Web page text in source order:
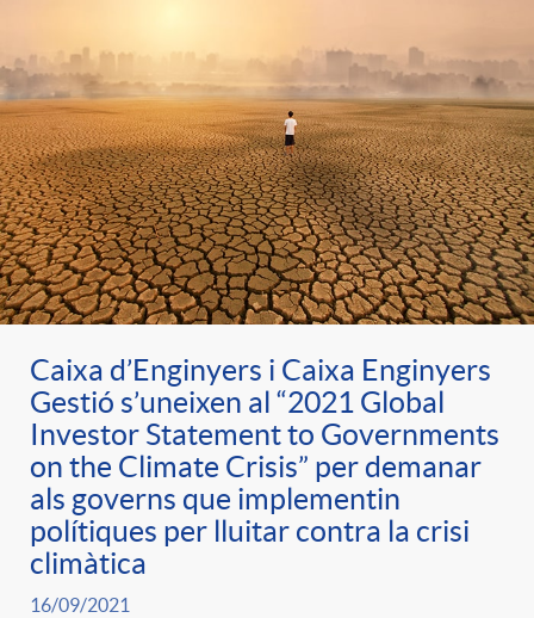
C
a
t
e
g
o
r
u
t
s
Caixa d’Enginyers i Caixa Enginyers
Gestió s’uneixen al “2021 Global
Investor Statement to Governments
on the Climate Crisis” per demanar
als governs que implementin
polítiques per lluitar contra la crisi
climàtica
16/09/2021